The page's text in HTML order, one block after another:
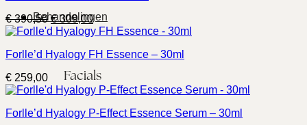
Behandelingen
Facials
€390,50Oorspronkelijke
prijs
€ 390,50.
€309,00Huidige
prijs
€ 309,00.
Forlle’d Hyalogy FH Essence – 30ml
€ 259,00
Forlle’d Hyalogy P-Effect Essence Serum – 30ml